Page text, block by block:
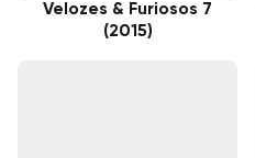
Velozes & Furiosos 7
(2015)